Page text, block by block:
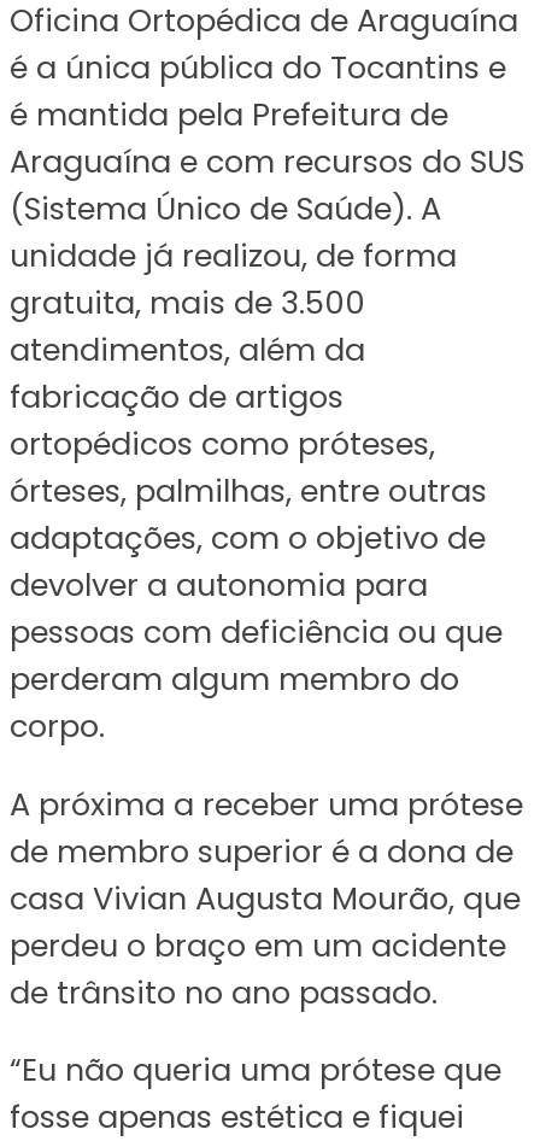
Oficina Ortopédica de Araguaína
é a única pública do Tocantins e
é mantida pela Prefeitura de
Araguaína e com recursos do SUS
(Sistema Único de Saúde). A
unidade já realizou, de forma
gratuita, mais de 3.500
atendimentos, além da
fabricação de artigos
ortopédicos como próteses,
órteses, palmilhas, entre outras
adaptações, com o objetivo de
devolver a autonomia para
pessoas com deficiência ou que
perderam algum membro do
corpo.
A próxima a receber uma prótese
de membro superior é a dona de
casa Vivian Augusta Mourão, que
perdeu o braço em um acidente
de trânsito no ano passado.
“Eu não queria uma prótese que
fosse apenas estética e fiquei